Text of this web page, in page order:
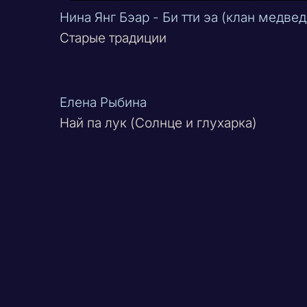
Нина Янг Бэар - Би тти эа (клан
Старые традиции
Елена Рыбина
Най па лук (Солнце и глухарка)